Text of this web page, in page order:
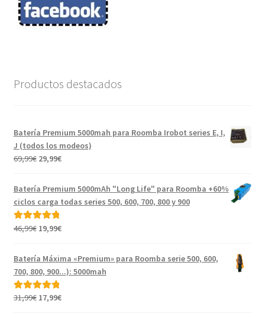
Productos destacados
Batería Premium 5000mah para Roomba Irobot series E, I,
J (todos los modeos)
69,99€ El
original
69,99€.
29,99€El
actual
es:
Batería Premium 5000mAh "Long Life" para Roomba +60%
ciclos carga todas series 500, 600, 700, 800 y 900
Valorado con
46,99€ El
original
46,99€.
19,99€El
es:
19,99€.
Batería Máxima «Premium» para Roomba serie 500, 600,
700, 800, 900...): 5000mah
Valorado con
31,99€ El
17,99€El